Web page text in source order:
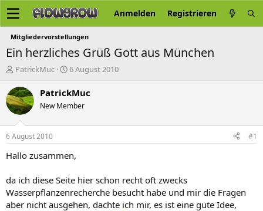
Anmelden Registrieren
Mitgliedervorstellungen
Ein herzliches Grüß Gott aus München
E
s
t
e
e
r
PatrickMuc
E
s
e
t
a
m
6 August 2010
PatrickMuc
New Member
6 August 2010 #1
Hallo zusammen,
da ich diese Seite hier schon recht oft zwecks
Wasserpflanzenrecherche besucht habe und mir die Fragen
aber nicht ausgehen, dachte ich mir, es ist eine gute Idee,